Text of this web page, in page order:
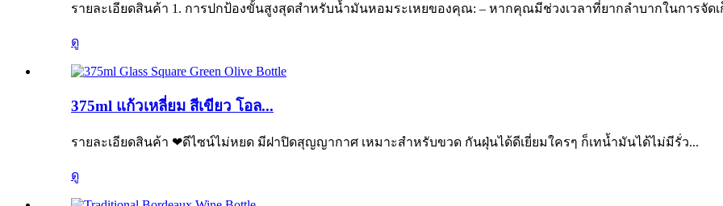
รายละเอียดสินค้า 1. การปกป้องขั้นสูงสุดสำหรับน้ำมันหอมระเหยของคุณ: – หากคุณมีช่วงเวลาที่ยากลำบากในการจัด
ดู
375ml แก้วเหลี่ยม สีเขียว โอล...
รายละเอียดสินค้า ❤ดีไซน์ไม่หยด มีฝาปิดสุญญากาศ เหมาะสำหรับขวด กันฝุ่นได้ดีเยี่ยมใครๆ ก็เทน้ำมันได้ไม่มีรั่ว...
ดู